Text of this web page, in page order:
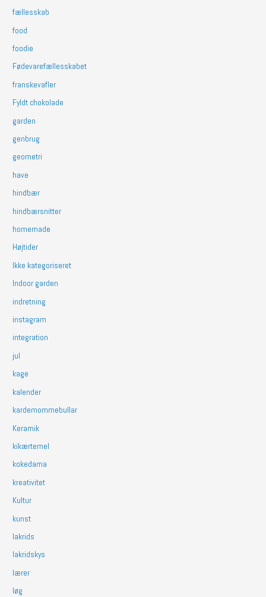
fællesskab
food
foodie
Fødevarefællesskabet
franskevafler
Fyldt chokolade
garden
genbrug
geometri
have
hindbær
hindbærsnitter
homemade
Højtider
Ikke kategoriseret
Indoor garden
indretning
instagram
integration
jul
kage
kalender
kardemommebullar
Keramik
kikærtemel
kokedama
kreativitet
Kultur
kunst
lakrids
lakridskys
lærer
løg